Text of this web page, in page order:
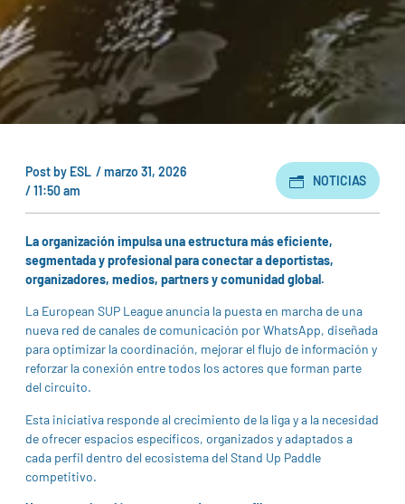
Post by ESL /marzo 31, 2026
/11:50 am
NOTICIAS
La organización impulsa una estructura más eficiente,
segmentada y profesional para conectar a deportistas,
organizadores, medios, partners y comunidad global.
La European SUP League anuncia la puesta en marcha de una
nueva red de canales de comunicación por WhatsApp, diseñada
para optimizar la coordinación, mejorar el flujo de información y
reforzar la conexión entre todos los actores que forman parte
del circuito.
Esta iniciativa responde al crecimiento de la liga y a la necesidad
de ofrecer espacios específicos, organizados y adaptados a
cada perfil dentro del ecosistema del Stand Up Paddle
competitivo.